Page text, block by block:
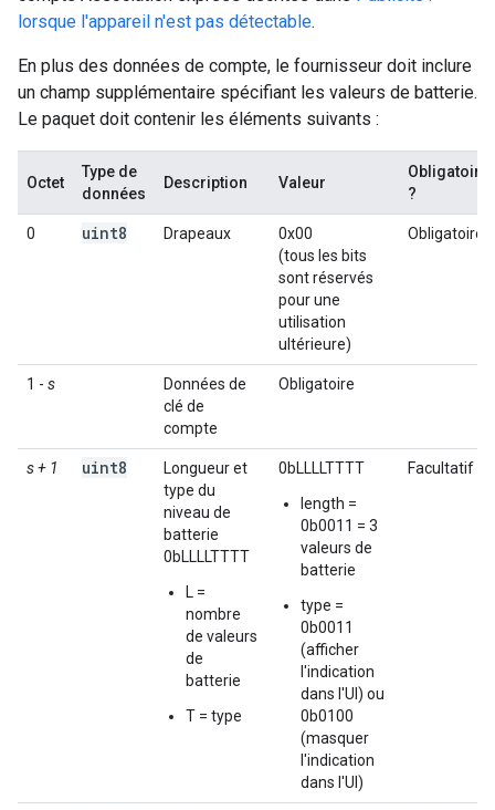
lorsque l'appareil n'est pas détectable.
En plus des données de compte, le fournisseur doit inclure
un champ supplémentaire spécifiant les valeurs de batterie.
Le paquet doit contenir les éléments suivants :
Octet
Type de
données
Description Valeur
Obligatoire
?
0 uint8 Drapeaux
0x00
(tous les bits
sont réservés
pour une
utilisation
ultérieure)
Obligatoire
1 - s
Données de
clé de
compte
Obligatoire
s + 1 uint8
Longueur et
type du
niveau de
batterie
0bLLLLTTTT
L =
nombre
de valeurs
de
batterie
T = type
0bLLLLTTTT
length =
0b0011 = 3
valeurs de
batterie
type =
0b0011
(afficher
l'indication
dans l'UI) ou
0b0100
(masquer
l'indication
dans l'UI)
Facultatif